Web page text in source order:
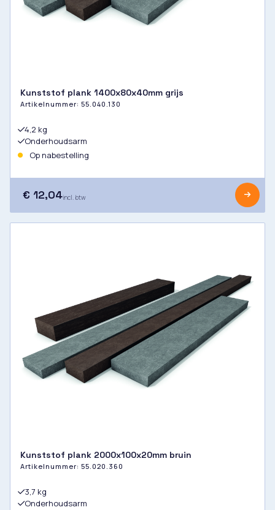
Kunststof plank 1400x80x40mm grijs
Artikelnummer: 55.040.130
4,2 kg
Onderhoudsarm
Op nabestelling
€ 12,04incl. btw
Kunststof plank 2000x100x20mm bruin
Artikelnummer: 55.020.360
3,7 kg
Onderhoudsarm